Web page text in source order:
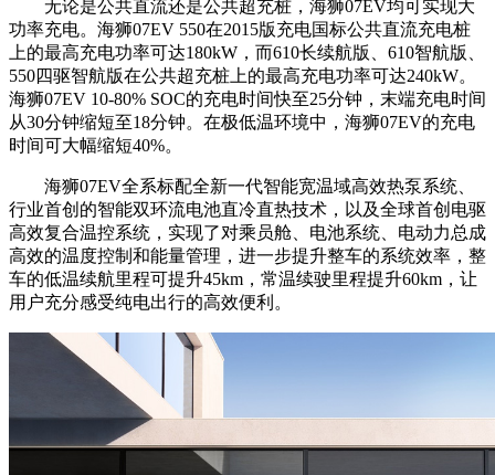
无论是公共直流还是公共超充桩，海狮07EV均可实现大
功率充电。海狮07EV 550在2015版充电国标公共直流充电桩
上的最高充电功率可达180kW，而610长续航版、610智航版、
550四驱智航版在公共超充桩上的最高充电功率可达240kW。
海狮07EV 10-80% SOC的充电时间快至25分钟，末端充电时间
从30分钟缩短至18分钟。在极低温环境中，海狮07EV的充电
时间可大幅缩短40%。
海狮07EV全系标配全新一代智能宽温域高效热泵系统、
行业首创的智能双环流电池直冷直热技术，以及全球首创电驱
高效复合温控系统，实现了对乘员舱、电池系统、电动力总成
高效的温度控制和能量管理，进一步提升整车的系统效率，整
车的低温续航里程可提升45km，常温续驶里程提升60km，让
用户充分感受纯电出行的高效便利。